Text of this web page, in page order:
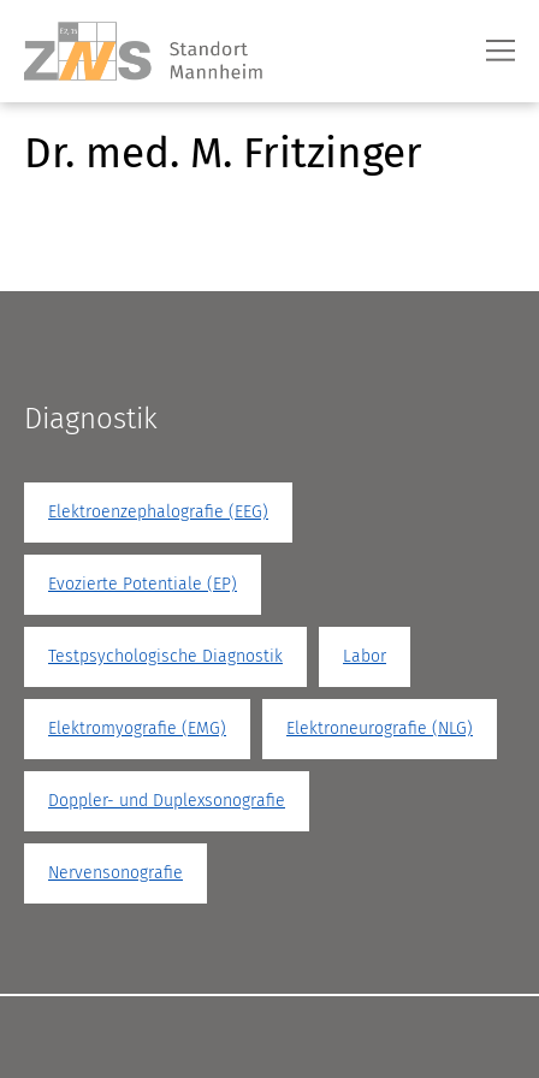
Dr. med. M. Fritzinger
Diagnostik
Elektroenzephalografie (EEG)
Evozierte Potentiale (EP)
Testpsychologische Diagnostik Labor
Elektromyografie (EMG) Elektroneurografie (NLG)
Doppler- und Duplexsonografie
Nervensonografie